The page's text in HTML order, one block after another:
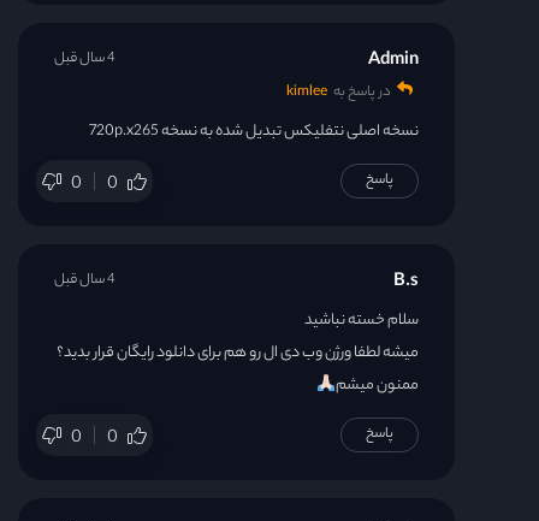
Admin
در پاسخ به kimlee
نسخه اصلی نتفلیکس تبدیل شده به نسخه 720p.x265
0 0
4 سال قبل
پاسخ
B.s
سلام خسته نباشید
میشه لطفا ورژن وب دی ال رو هم برای دانلود رایگان قرار بدید؟
ممنون میشم
0 0
4 سال قبل
پاسخ